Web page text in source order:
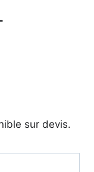
sur devis.